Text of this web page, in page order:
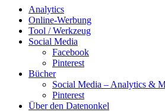
Analytics
Online-Werbung
Tool / Werkzeug
Social Media
Facebook
Pinterest
Bücher
Social Media – Analytics &
Pinterest
Über den Datenonkel